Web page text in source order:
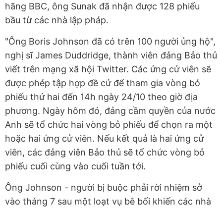
hãng BBC, ông Sunak đã nhận được 128 phiếu
bầu từ các nhà lập pháp.
"Ông Boris Johnson đã có trên 100 người ủng hộ",
nghị sĩ James Duddridge, thành viên đảng Bảo thủ
viết trên mạng xã hội Twitter. Các ứng cử viên sẽ
được phép tập hợp đề cử để tham gia vòng bỏ
phiếu thứ hai đến 14h ngày 24/10 theo giờ địa
phương. Ngày hôm đó, đảng cầm quyền của nước
Anh sẽ tổ chức hai vòng bỏ phiếu để chọn ra một
hoặc hai ứng cử viên. Nếu kết quả là hai ứng cử
viên, các đảng viên Bảo thủ sẽ tổ chức vòng bỏ
phiếu cuối cùng vào cuối tuần tới.
Ông Johnson - người bị buộc phải rời nhiệm sở
vào tháng 7 sau một loạt vụ bê bối khiến các nhà